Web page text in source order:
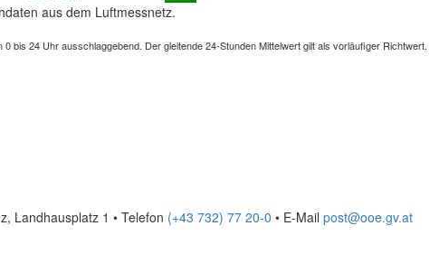
aus dem Luftmessnetz.
bis 24 Uhr ausschlaggebend. Der gleitende 24-Stunden Mittelwert gilt als vorläufiger Richtwert.
Landhausplatz 1 • Telefon (+43 732) 77 20-0 • E-Mail post@ooe.gv.at